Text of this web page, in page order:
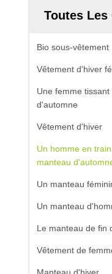
Toutes Les
Bio sous-vêtement
Vêtement d'hiver
Une femme
d'automne
Vêtement d'hiver
Un homme en
manteau
Un manteau
Un manteau
Le manteau de fin
Vêtement de